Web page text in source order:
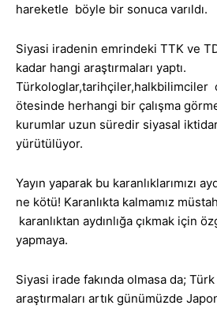
hareketle böyle bir sonuca varıldı.
Siyasi iradenin emrindeki TTK ve
kadar hangi araştırmaları yaptı.
Türkologlar,tarihçiler,halkbilimciler
ötesinde herhangi bir çalışma
kurumlar uzun süredir siyasal
yürütülüyor.
Yayın yaparak bu karanlıklarımızı
ne kötü! Karanlıkta kalmamız
karanlıktan aydınlığa çıkmak için
yapmaya.
Siyasi irade fakında olmasa da;
araştırmaları artık günümüzde